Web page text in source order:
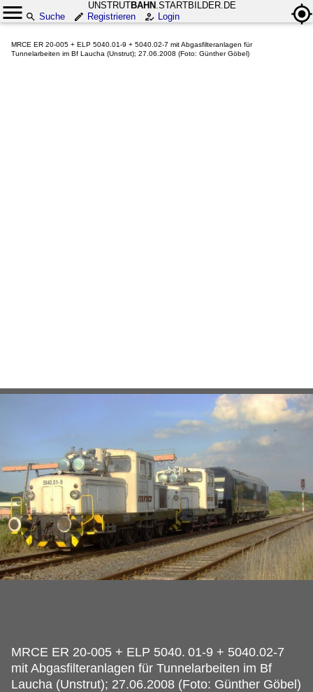
UNSTRUTBAHN .STARTBILDER.DE
Suche
Registrieren Login
MRCE ER 20-005 + ELP 5040.01-9 + 5040.02-7 mit Abgasfilteranlagen für
Tunnelarbeiten im Bf Laucha (Unstrut); 27.06.2008 (Foto: Günther Göbel)
MRCE ER 20-005 + ELP 5040. 01-9 + 5040.02-7
mit Abgasfilteranlagen für Tunnelarbeiten im Bf
Laucha (Unstrut); 27.06.2008 (Foto: Günther Göbel)